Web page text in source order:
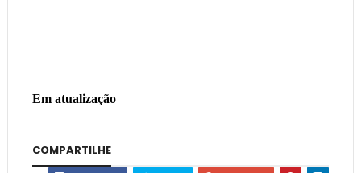
Em atualização
COMPARTILHE